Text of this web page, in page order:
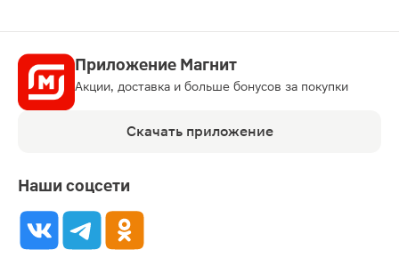
Приложение Магнит
Акции, доставка и больше бонусов за покупки
Скачать приложение
Наши соцсети